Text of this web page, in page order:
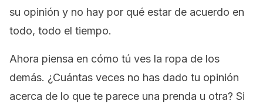
su opinión y no hay por qué estar de acuerdo en
todo, todo el tiempo.
Ahora piensa en cómo tú ves la ropa de los
demás. ¿Cuántas veces no has dado tu opinión
acerca de lo que te parece una prenda u otra? Si